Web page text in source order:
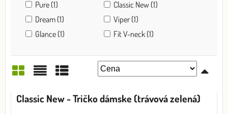
Pure (1)
Classic New (1)
Dream (1)
Viper (1)
Glance (1)
Fit V-neck (1)
Mriežka
Classic New - Tričko dámske (trávová zelená)